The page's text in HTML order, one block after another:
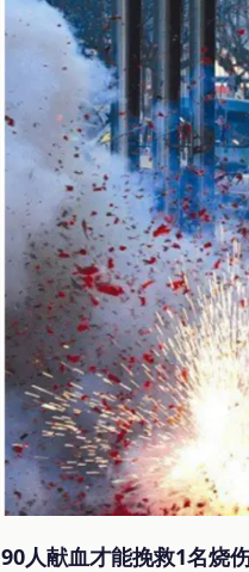
90人献血才能挽救1名烧